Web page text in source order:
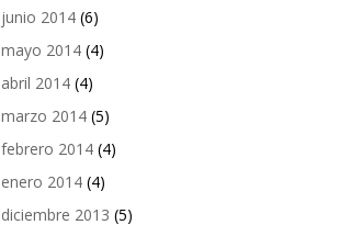
junio 2014 (6)
mayo 2014 (4)
abril 2014 (4)
marzo 2014 (5)
febrero 2014 (4)
enero 2014 (4)
diciembre 2013 (5)